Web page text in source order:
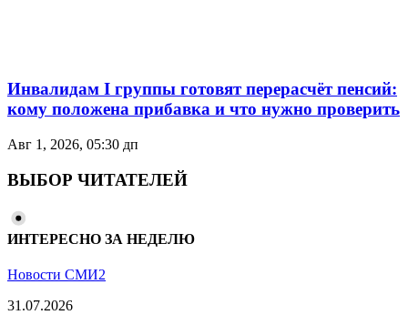
Инвалидам I группы готовят перерасчёт пенсий:
кому положена прибавка и что нужно проверить
Авг 1, 2026, 05:30 дп
ВЫБОР ЧИТАТЕЛЕЙ
ИНТЕРЕСНО ЗА НЕДЕЛЮ
Новости СМИ2
31.07.2026